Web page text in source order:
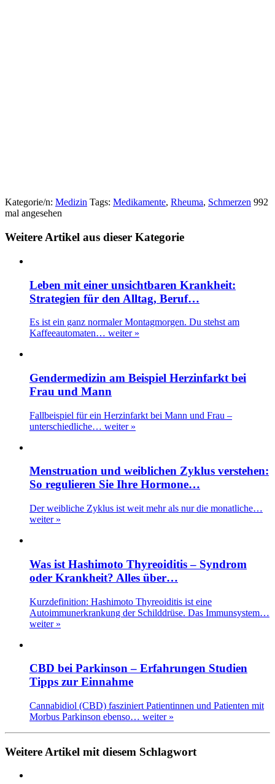
Kategorie/n: Medizin Tags: Medikamente, Rheuma, Schmerzen 992
mal angesehen
Weitere Artikel aus dieser Kategorie
Leben mit einer unsichtbaren Krankheit:
Strategien für den Alltag, Beruf…
Es ist ein ganz normaler Montagmorgen. Du stehst am
Kaffeeautomaten… weiter »
Gendermedizin am Beispiel Herzinfarkt bei
Frau und Mann
Fallbeispiel für ein Herzinfarkt bei Mann und Frau –
unterschiedliche… weiter »
Menstruation und weiblichen Zyklus verstehen:
So regulieren Sie Ihre Hormone…
Der weibliche Zyklus ist weit mehr als nur die monatliche…
weiter »
Was ist Hashimoto Thyreoiditis – Syndrom
oder Krankheit? Alles über…
Kurzdefinition: Hashimoto Thyreoiditis ist eine
Autoimmunerkrankung der Schilddrüse. Das Immunsystem…
weiter »
CBD bei Parkinson – Erfahrungen Studien
Tipps zur Einnahme
Cannabidiol (CBD) fasziniert Patientinnen und Patienten mit
Morbus Parkinson ebenso… weiter »
Weitere Artikel mit diesem Schlagwort